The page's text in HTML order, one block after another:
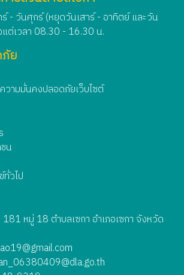
ร์ - วันศุกร์ (หยุดวันเสาร์ - อาทิตย์ และวัน
ต่เวลา 08.30 - 16.30 น.
ย
วามมั่นคงปลอดภัยเว็บไซต์
น
วไป
181 หมู่ 18 ตำบลเซกา อำเภอเซกา จังหวัด